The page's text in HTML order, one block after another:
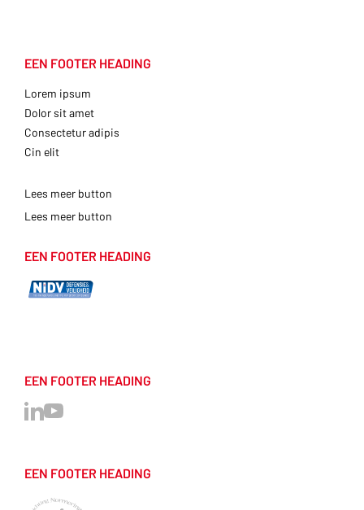
EEN FOOTER HEADING
Lorem ipsum
Dolor sit amet
Consectetur adipis
Cin elit
Lees meer button
Lees meer button
EEN FOOTER HEADING
EEN FOOTER HEADING
EEN FOOTER HEADING